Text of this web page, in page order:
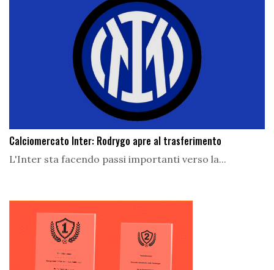
Calciomercato Inter: Rodrygo apre al trasferimento
L'Inter sta facendo passi importanti verso la...